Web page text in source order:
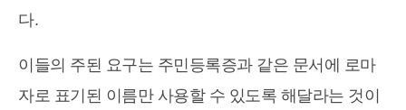
다.
이들의 주된 요구는 주민등록증과 같은 문서에 로마
자로 표기된 이름만 사용할 수 있도록 해달라는 것이